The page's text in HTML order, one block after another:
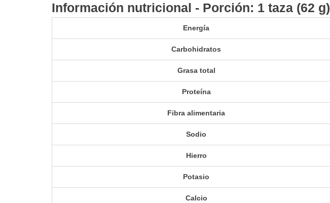
Información nutricional - Porción: 1 taza (62 g)
Energía
Carbohidratos
Grasa total
Proteína
Fibra alimentaria
Sodio
Hierro
Potasio
Calcio